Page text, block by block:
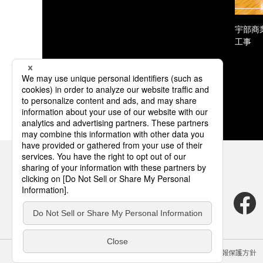
宇部商
工事
サイトのご利用にあたって クッキーポリシー 個人情報保護方針